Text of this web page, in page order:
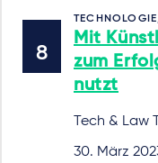
Mit
zum
nutzt
Tech & Law
30. März